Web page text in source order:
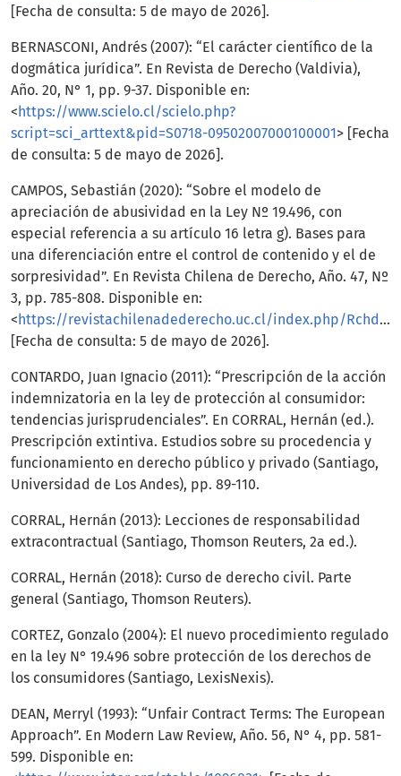
[Fecha de consulta: 5 de mayo de 2026].
BERNASCONI, Andrés (2007): “El carácter científico de la
dogmática jurídica”. En Revista de Derecho (Valdivia),
Año. 20, N° 1, pp. 9-37. Disponible en:
< https://www.scielo.cl/scielo.php?
script=sci_arttext&pid=S0718-09502007000100001> [Fecha
de consulta: 5 de mayo de 2026].
CAMPOS, Sebastián (2020): “Sobre el modelo de
apreciación de abusividad en la Ley Nº 19.496, con
especial referencia a su artículo 16 letra g). Bases para
una diferenciación entre el control de contenido y el de
sorpresividad”. En Revista Chilena de Derecho, Año. 47, Nº
3, pp. 785-808. Disponible en:
< https://revistachilenadederecho.uc.cl/index.php/Rchd/article/view/24969
[Fecha de consulta: 5 de mayo de 2026].
CONTARDO, Juan Ignacio (2011): “Prescripción de la acción
indemnizatoria en la ley de protección al consumidor:
tendencias jurisprudenciales”. En CORRAL, Hernán (ed.).
Prescripción extintiva. Estudios sobre su procedencia y
funcionamiento en derecho público y privado (Santiago,
Universidad de Los Andes), pp. 89-110.
CORRAL, Hernán (2013): Lecciones de responsabilidad
extracontractual (Santiago, Thomson Reuters, 2a ed.).
CORRAL, Hernán (2018): Curso de derecho civil. Parte
general (Santiago, Thomson Reuters).
CORTEZ, Gonzalo (2004): El nuevo procedimiento regulado
en la ley N° 19.496 sobre protección de los derechos de
los consumidores (Santiago, LexisNexis).
DEAN, Merryl (1993): “Unfair Contract Terms: The European
Approach”. En Modern Law Review, Año. 56, N° 4, pp. 581-
599. Disponible en: